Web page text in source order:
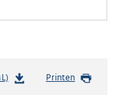
b
Printen